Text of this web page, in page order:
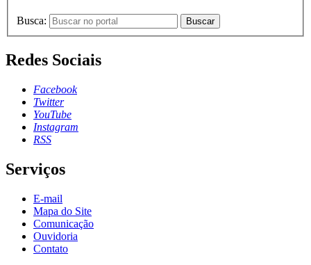
Busca: Buscar
Redes Sociais
Facebook
Twitter
YouTube
Instagram
RSS
Serviços
E-mail
Mapa do Site
Comunicação
Ouvidoria
Contato